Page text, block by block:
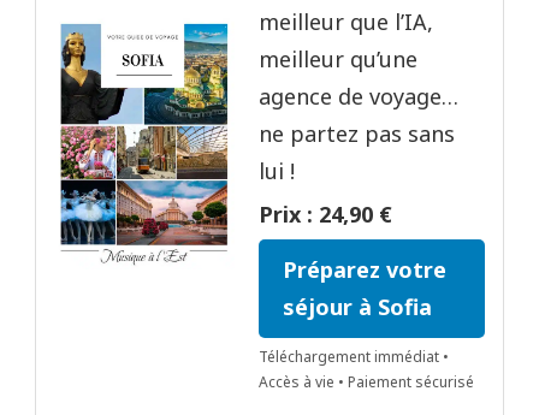
meilleur que l’IA,
meilleur qu’une
agence de voyage…
ne partez pas sans
lui !
Prix : 24,90 €
Préparez votre
séjour à Sofia
Téléchargement immédiat •
Accès à vie • Paiement sécurisé